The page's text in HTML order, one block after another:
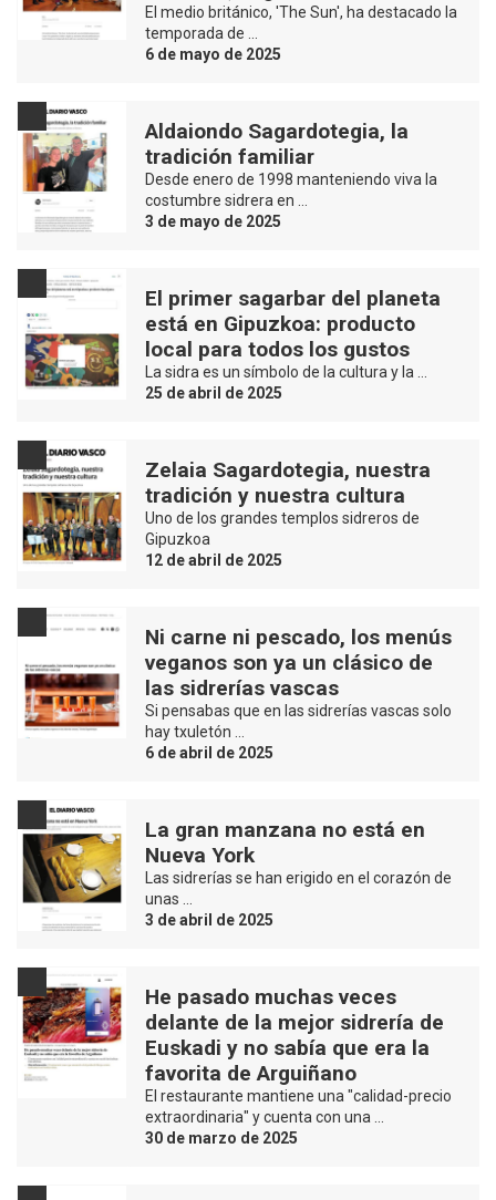
El medio británico, 'The Sun', ha destacado la
temporada de …
6 de mayo de 2025
Aldaiondo Sagardotegia, la
tradición familiar
Desde enero de 1998 manteniendo viva la
costumbre sidrera en …
3 de mayo de 2025
El primer sagarbar del planeta
está en Gipuzkoa: producto
local para todos los gustos
La sidra es un símbolo de la cultura y la …
25 de abril de 2025
Zelaia Sagardotegia, nuestra
tradición y nuestra cultura
Uno de los grandes templos sidreros de
Gipuzkoa
12 de abril de 2025
Ni carne ni pescado, los menús
veganos son ya un clásico de
las sidrerías vascas
Si pensabas que en las sidrerías vascas solo
hay txuletón …
6 de abril de 2025
La gran manzana no está en
Nueva York
Las sidrerías se han erigido en el corazón de
unas …
3 de abril de 2025
He pasado muchas veces
delante de la mejor sidrería de
Euskadi y no sabía que era la
favorita de Arguiñano
El restaurante mantiene una "calidad-precio
extraordinaria" y cuenta con una …
30 de marzo de 2025